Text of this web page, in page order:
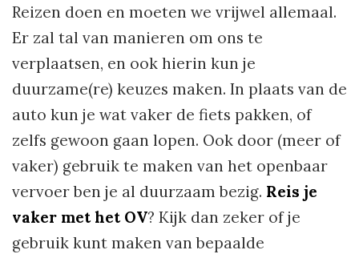
Reizen doen en moeten we vrijwel allemaal.
Er zal tal van manieren om ons te
verplaatsen, en ook hierin kun je
duurzame(re) keuzes maken. In plaats van de
auto kun je wat vaker de fiets pakken, of
zelfs gewoon gaan lopen. Ook door (meer of
vaker) gebruik te maken van het openbaar
vervoer ben je al duurzaam bezig. Reis je
vaker met het OV? Kijk dan zeker of je
gebruik kunt maken van bepaalde